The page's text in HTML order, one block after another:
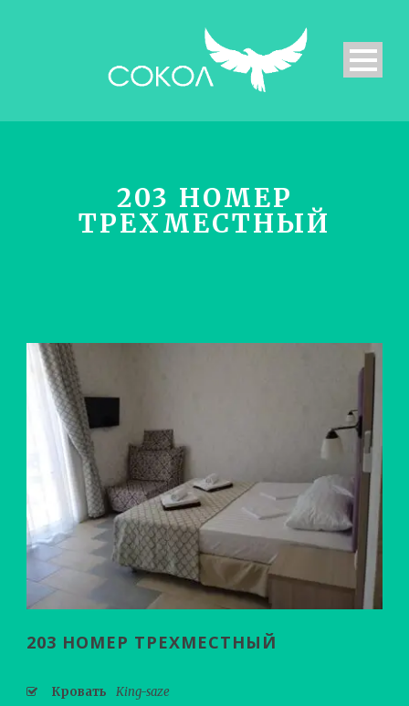
203 НОМЕР
ТРЕХМЕСТНЫЙ
203 НОМЕР ТРЕХМЕСТНЫЙ
Кровать
King-saze